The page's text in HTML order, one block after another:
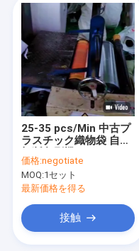
25-35 pcs/Min 中古プ
ラスチック織物袋 自動
価格:negotiate
MOQ:1セット
最新価格を得る
接触